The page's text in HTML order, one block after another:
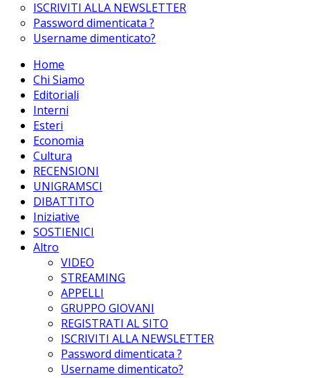
ISCRIVITI ALLA NEWSLETTER
Password dimenticata ?
Username dimenticato?
Home
Chi Siamo
Editoriali
Interni
Esteri
Economia
Cultura
RECENSIONI
UNIGRAMSCI
DIBATTITO
Iniziative
SOSTIENICI
Altro
VIDEO
STREAMING
APPELLI
GRUPPO GIOVANI
REGISTRATI AL SITO
ISCRIVITI ALLA NEWSLETTER
Password dimenticata ?
Username dimenticato?